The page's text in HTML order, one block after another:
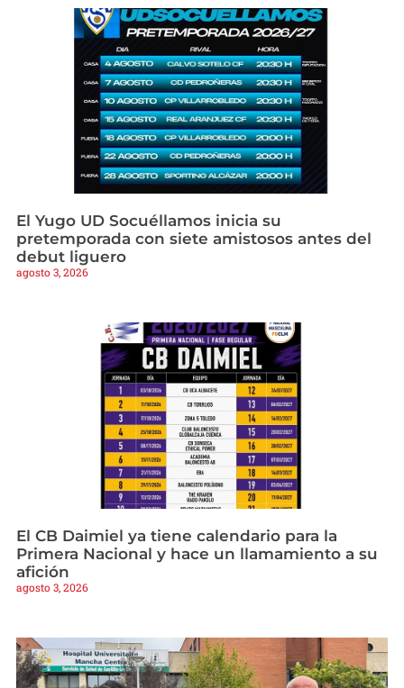
El Yugo UD Socuéllamos inicia su
pretemporada con siete amistosos antes del
debut liguero
agosto 3, 2026
El CB Daimiel ya tiene calendario para la
Primera Nacional y hace un llamamiento a su
afición
agosto 3, 2026